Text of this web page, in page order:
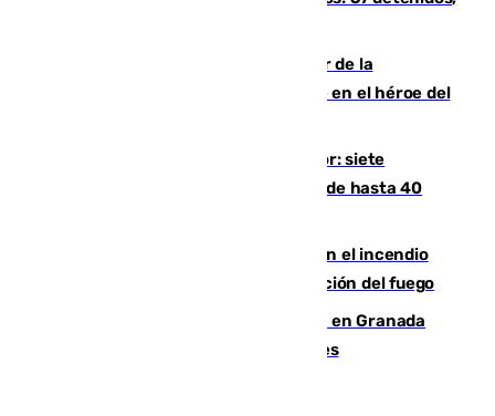
Ferrán Torres, nombrado embajador de la
Comunidad Valenciana tras convertirse en el héroe del
Andalucía sigue asfixiada por el calor: siete
provincias, en alerta por temperaturas de hasta 40
Activado el nivel 2 de emergencia en el incendio
forestal de Niebla por la compleja evolución del fuego
Controlado un incendio de rastrojos en Granada
junto a la autovía y al Callejón de Nogales